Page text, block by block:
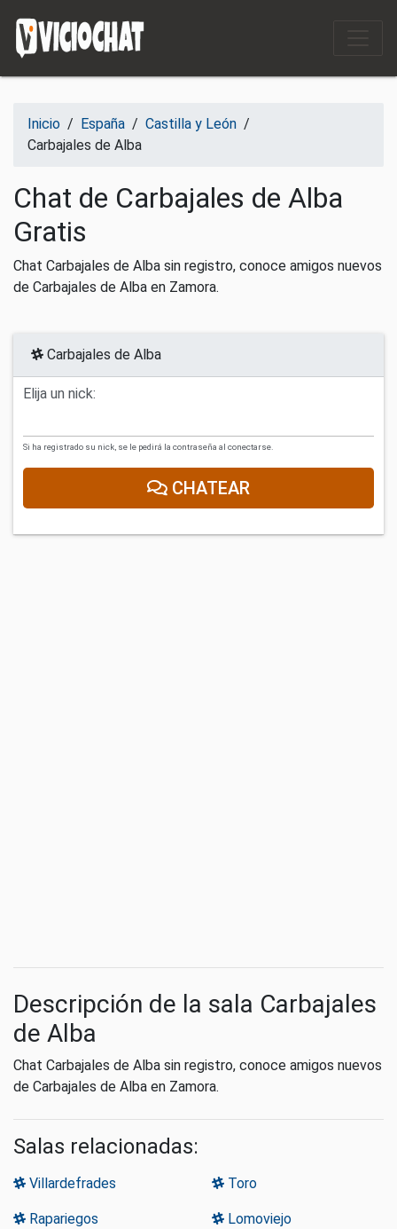
Inicio / España / Castilla y León /
Carbajales de Alba
Chat de Carbajales de Alba
Gratis
Chat Carbajales de Alba sin registro, conoce amigos nuevos
de Carbajales de Alba en Zamora.
Carbajales de Alba
Elija un nick:
Si ha registrado su nick, se le pedirá la contraseña al conectarse.
CHATEAR
Descripción de la sala Carbajales
de Alba
Chat Carbajales de Alba sin registro, conoce amigos nuevos
de Carbajales de Alba en Zamora.
Salas relacionadas:
Villardefrades Toro
Rapariegos Lomoviejo